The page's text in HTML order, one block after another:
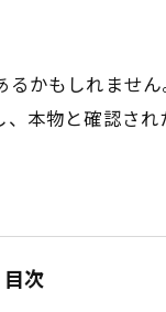
かもしれませ
本物と確認さ
目次